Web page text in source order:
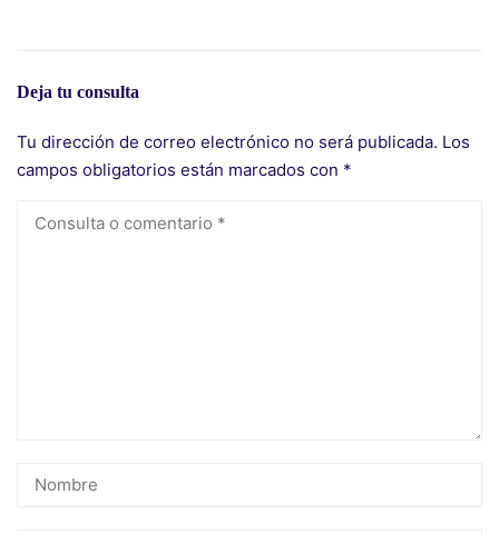
Deja tu consulta
Tu dirección de correo electrónico no será publicada. Los
campos obligatorios están marcados con *